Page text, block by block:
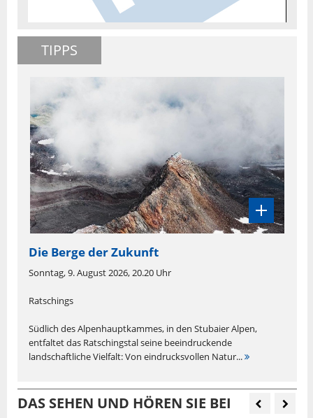
TIPPS
Die Berge der Zukunft
Sonntag, 9. August 2026, 20.20 Uhr
Ratschings
Südlich des Alpenhauptkammes, in den Stubaier Alpen,
entfaltet das Ratschingstal seine beeindruckende
landschaftliche Vielfalt: Von eindrucksvollen Natur...
DAS SEHEN UND HÖREN SIE BEI